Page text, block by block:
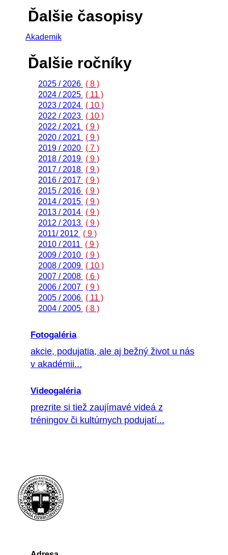
Ďalšie časopisy
Akademik
Ďalšie ročníky
2025 / 2026 ( 8 )
2024 / 2025 ( 11 )
2023 / 2024 ( 10 )
2022 / 2023 ( 10 )
2022 / 2021
( 9 )
2020 / 2021
( 9 )
2019 / 2020 ( 7 )
2018 / 2019 ( 9 )
2017 / 2018 ( 9 )
2016 / 2017 ( 9 )
2015 / 2016 ( 9 )
2014 / 2015 ( 9 )
2013 / 2014 ( 9 )
2012 / 2013 ( 9 )
2011/ 2012
( 9 )
2010 / 2011
( 9 )
2009 / 2010 ( 9 )
2008 / 2009 ( 10 )
2007 / 2008 ( 6 )
2006 / 2007 ( 9 )
2005 / 2006 ( 11 )
2004 / 2005 ( 8 )
Fotogaléria
akcie, podujatia, ale aj bežný život u nás
v akadémii...
Videogaléria
prezrite si tiež zaujímavé videá z
tréningov či kultúrnych podujatí...